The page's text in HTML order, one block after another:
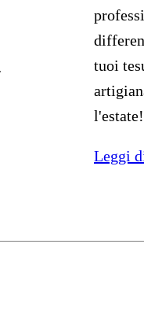
tuoi
Leggi